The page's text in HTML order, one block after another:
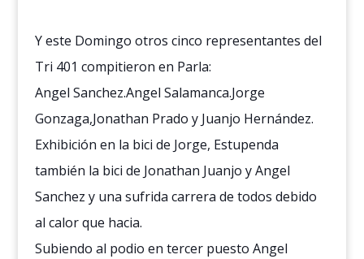
Y este Domingo otros cinco representantes del
Tri 401 compitieron en Parla:
Angel Sanchez.Angel Salamanca.Jorge
Gonzaga,Jonathan Prado y Juanjo Hernández.
Exhibición en la bici de Jorge, Estupenda
también la bici de Jonathan Juanjo y Angel
Sanchez y una sufrida carrera de todos debido
al calor que hacia.
Subiendo al podio en tercer puesto Angel